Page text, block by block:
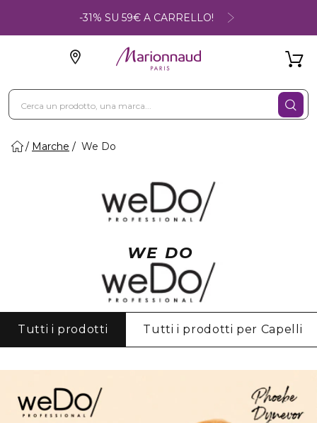
-31% SU 59€ A CARRELLO!
Marche We Do
WE DO
Tutti i prodotti Tutti i prodotti per Capelli